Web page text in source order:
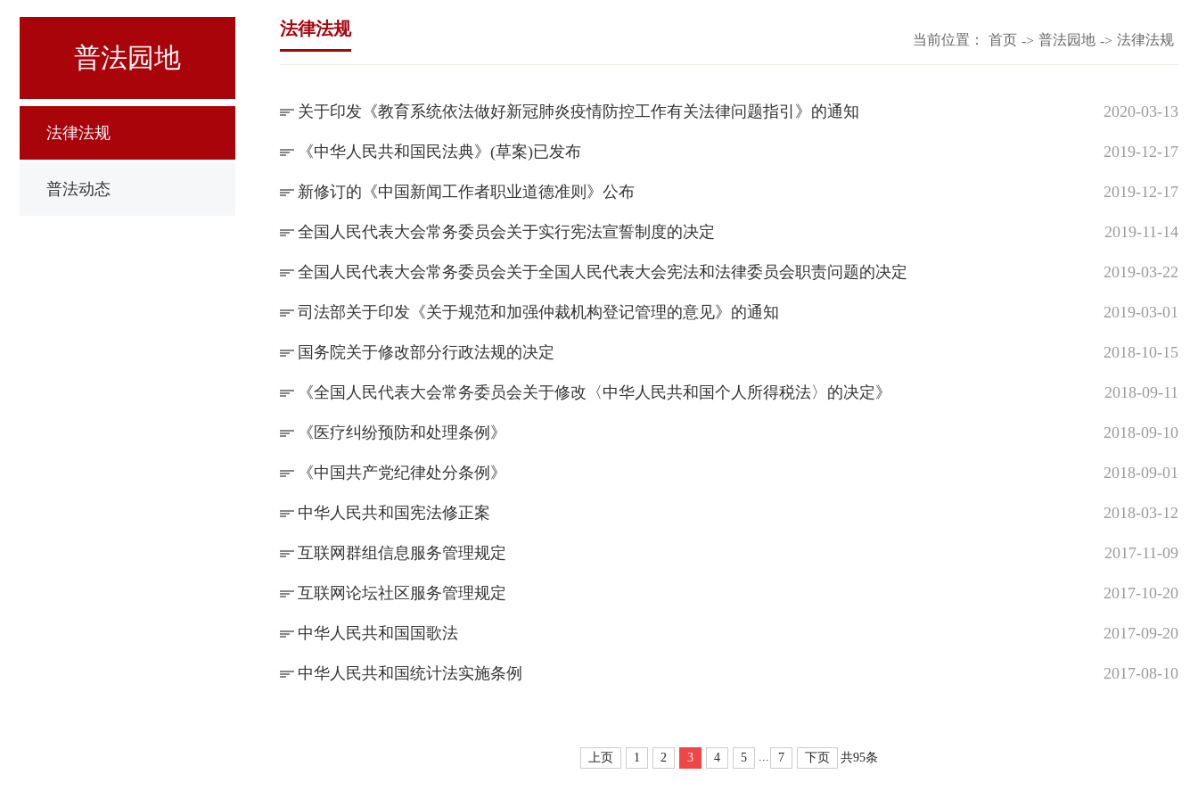
普法园地
法律法规
普法动态
法律法规
当前位置： 首页 -> 普法园地 -> 法律法规
关于印发《教育系统依法做好新冠肺炎疫情防控工作有关法律问题指引》的通知 2020-03-13
《中华人民共和国民法典》(草案)已发布 2019-12-17
新修订的《中国新闻工作者职业道德准则》公布 2019-12-17
全国人民代表大会常务委员会关于实行宪法宣誓制度的决定 2019-11-14
全国人民代表大会常务委员会关于全国人民代表大会宪法和法律委员会职责问题的决定 2019-03-22
司法部关于印发《关于规范和加强仲裁机构登记管理的意见》的通知 2019-03-01
国务院关于修改部分行政法规的决定 2018-10-15
《全国人民代表大会常务委员会关于修改〈中华人民共和国个人所得税法〉的决定》 2018-09-11
《医疗纠纷预防和处理条例》 2018-09-10
《中国共产党纪律处分条例》 2018-09-01
中华人民共和国宪法修正案 2018-03-12
互联网群组信息服务管理规定 2017-11-09
互联网论坛社区服务管理规定 2017-10-20
中华人民共和国国歌法 2017-09-20
中华人民共和国统计法实施条例 2017-08-10
上页 1 2 3 4 5 ... 7 下页 共95条